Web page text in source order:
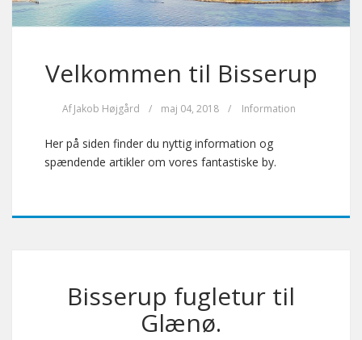
Velkommen til Bisserup
AfJakob Højgård / maj 04, 2018 / Information
Her på siden finder du nyttig information og
spændende artikler om vores fantastiske by.
Bisserup fugletur til
Glænø.